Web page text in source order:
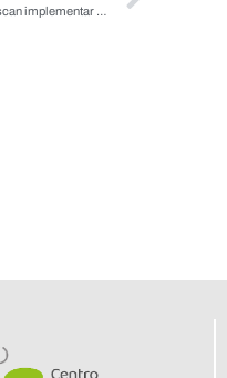
Buscan implementar mejoras en la salud oral de las personas mayores a través de políticas públicas